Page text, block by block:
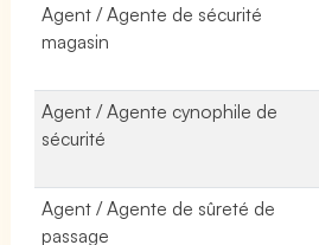
Agent / Agente de sécurité
magasin
Agent / Agente cynophile de
sécurité
Agent / Agente de sûreté de
passage